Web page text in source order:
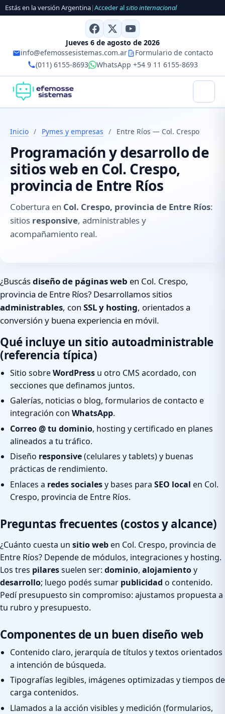
Estás en la versión Argentina|Acceder alsitio internacional
Jueves 6 de agosto de 2026
info@efemossesistemas.com.ar
Formulario de contacto
(011) 6155-8693
WhatsApp +54 9 11 6155-8693
Inicio / Pymes y empresas / Entre Ríos — Col. Crespo
Programación y desarrollo de
sitios web en Col. Crespo,
provincia de Entre Ríos
Cobertura en Col. Crespo, provincia de Entre Ríos:
sitios responsive, administrables y
acompañamiento real.
¿Buscásdiseño de páginas web en Col. Crespo,
provincia de Entre Ríos? Desarrollamos sitios
administrables, con SSL y hosting, orientados a
conversión y buena experiencia en móvil.
Qué incluye un sitio autoadministrable
(referencia típica)
Sitio sobreWordPress u otro CMS acordado, con
secciones que definamos juntos.
Galerías, noticias o blog, formularios de contacto e
integración con WhatsApp.
Correo @ tu dominio, hosting y certificado en planes
alineados a tu tráfico.
Diseño responsive(celulares y tablets) y buenas
prácticas de rendimiento.
Enlaces a redes socialesy bases para SEO local en Col.
Crespo, provincia de Entre Ríos.
Preguntas frecuentes (costos y alcance)
¿Cuánto cuesta un sitio weben Col. Crespo, provincia de
Entre Ríos? Depende de módulos, integraciones y hosting.
Los tres pilaressuelen ser: dominio, alojamientoy
desarrollo; luego podés sumar publicidad o contenido.
Pedí presupuesto sin compromiso: ajustamos propuesta a
tu rubro y presupuesto.
Componentes de un buen diseño web
Contenido claro, jerarquía de títulos y textos orientados
a intención de búsqueda.
Tipografías legibles, imágenes optimizadas y tiempos de
carga contenidos.
Llamados a la acción visibles y medición (formularios,